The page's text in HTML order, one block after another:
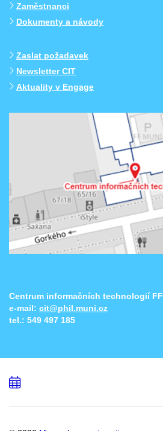
Zaměstnanci
Dokumenty a návody
Zaslat požadavek
Newsletter CIT
Aktuality v Engage
Centrum informačních technologií FF
e-mail: cit@phil.muni.cz
tel.: 549 497 185
Přidat